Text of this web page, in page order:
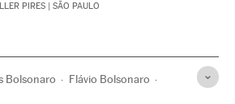
PIRES | SÃO PAULO
Bolsonaro Flávio Bolsonaro